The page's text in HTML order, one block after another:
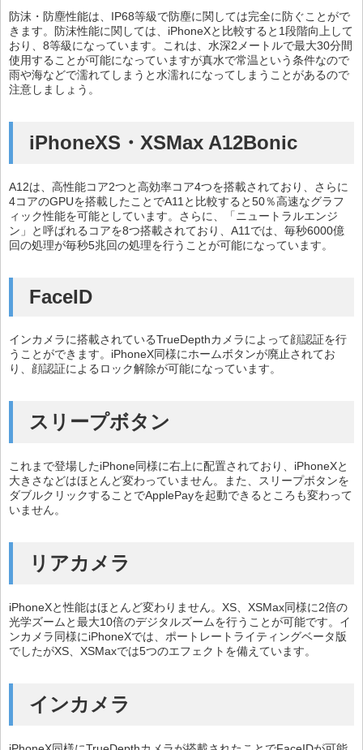
防沫・防塵性能は、IP68等級で防塵に関しては完全に防ぐことがで
きます。防沫性能に関しては、iPhoneXと比較すると1段階向上して
おり、8等級になっています。これは、水深2メートルで最大30分間
使用することが可能になっていますが真水で常温という条件なので
雨や海などで濡れてしまうと水濡れになってしまうことがあるので
注意しましょう。
iPhoneXS・XSMax A12Bonic
A12は、高性能コア2つと高効率コア4つを搭載されており、さらに
4コアのGPUを搭載したことでA11と比較すると50％高速なグラフ
ィック性能を可能としています。さらに、「ニュートラルエンジ
ン」と呼ばれるコアを8つ搭載されており、A11では、毎秒6000億
回の処理が毎秒5兆回の処理を行うことが可能になっています。
FaceID
インカメラに搭載されているTrueDepthカメラによって顔認証を行
うことができます。iPhoneX同様にホームボタンが廃止されてお
り、顔認証によるロック解除が可能になっています。
スリープボタン
これまで登場したiPhone同様に右上に配置されており、iPhoneXと
大きさなどはほとんど変わっていません。また、スリープボタンを
ダブルクリックすることでApplePayを起動できるところも変わって
いません。
リアカメラ
iPhoneXと性能はほとんど変わりません。XS、XSMax同様に2倍の
光学ズームと最大10倍のデジタルズームを行うことが可能です。イ
ンカメラ同様にiPhoneXでは、ポートレートライティングベータ版
でしたがXS、XSMaxでは5つのエフェクトを備えています。
インカメラ